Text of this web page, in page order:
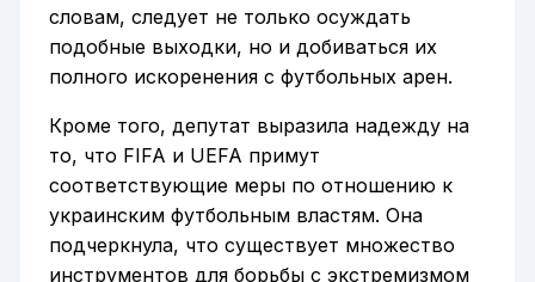
словам, следует не только осуждать
подобные выходки, но и добиваться их
полного искоренения с футбольных арен.
Кроме того, депутат выразила надежду на
то, что FIFA и UEFA примут
соответствующие меры по отношению к
украинским футбольным властям. Она
подчеркнула, что существует множество
инструментов для борьбы с экстремизмом